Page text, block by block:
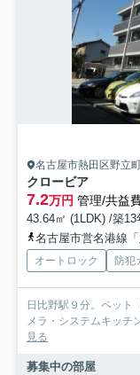
名古屋市熱田区野立
クロービア
7.2万円 管理/共益
43.64㎡ (1LDK) /築13
名古屋市営名港線
オートロック 防犯
日比野駅９分。ペット
メラ・システムキッチ
見る
募集中の部屋